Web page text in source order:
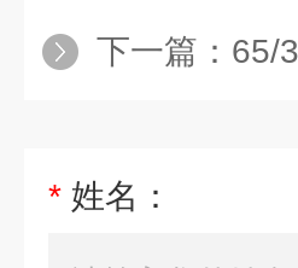
下一篇： 65/
* 姓名：